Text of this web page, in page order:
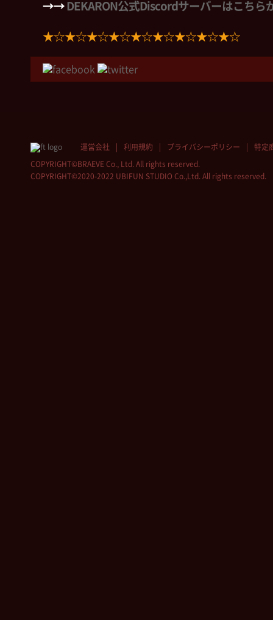
→→ DEKARON公式Discordサーバーはこちら
★☆★☆★☆★☆★☆★☆★☆★☆★☆
運営会社 利用規約 プライバシーポリシー 特定
COPYRIGHT©BRAEVE Co., Ltd. All rights reserved.
COPYRIGHT©2020-2022 UBIFUN STUDIO Co.,Ltd. All rights reserved.